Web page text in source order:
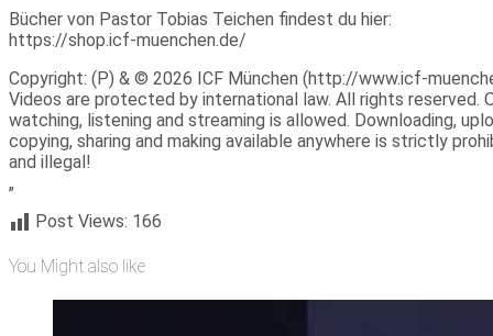
Bücher von Pastor Tobias Teichen findest du hier:
https://shop.icf-muenchen.de/
Copyright: (P) & © 2026 ICF München (http://www.icf-
Videos are protected by international law. All rights reserved.
watching, listening and streaming is allowed. Downloading,
copying, sharing and making available anywhere is strictly
and illegal!
„
Post Views: 166
You Might also like